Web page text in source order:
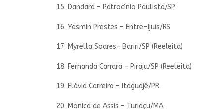
15. Dandara – Patrocínio Paulista/SP
16. Yasmin Prestes – Entre-Ijuís/RS
17. Myrella Soares– Bariri/SP (Reeleita)
18. Fernanda Carrara – Piraju/SP (Reeleita)
19. Flávia Carreiro – Itaguajé/PR
20. Monica de Assis – Turiaçu/MA